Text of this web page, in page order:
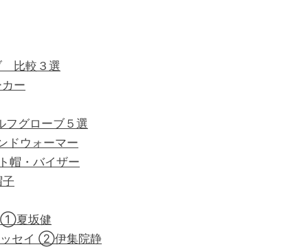
比較３選
ー
フグローブ５選
ドウォーマー
帽・バイザー
子
①夏坂健
ッセイ ②伊集院静